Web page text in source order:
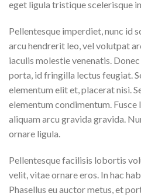
eget ligula tristique scelerisque
Pellentesque imperdiet, nunc id
arcu hendrerit leo, vel volutpat
iaculis molestie venenatis.
porta, id fringilla lectus feugiat.
elementum elit et, placerat nisi.
elementum condimentum.
aliquam arcu gravida gravida.
ornare ligula.
Pellentesque facilisis lobortis
velit, vitae ornare eros. In hac
Phasellus eu auctor metus, et